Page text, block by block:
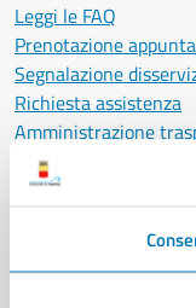
Leggi le FAQ
Prenotazione
Segnalazione
Richiesta assistenza
Amministrazione
Informativa privacy
Cookie Policy
Notifica atti giudiziari